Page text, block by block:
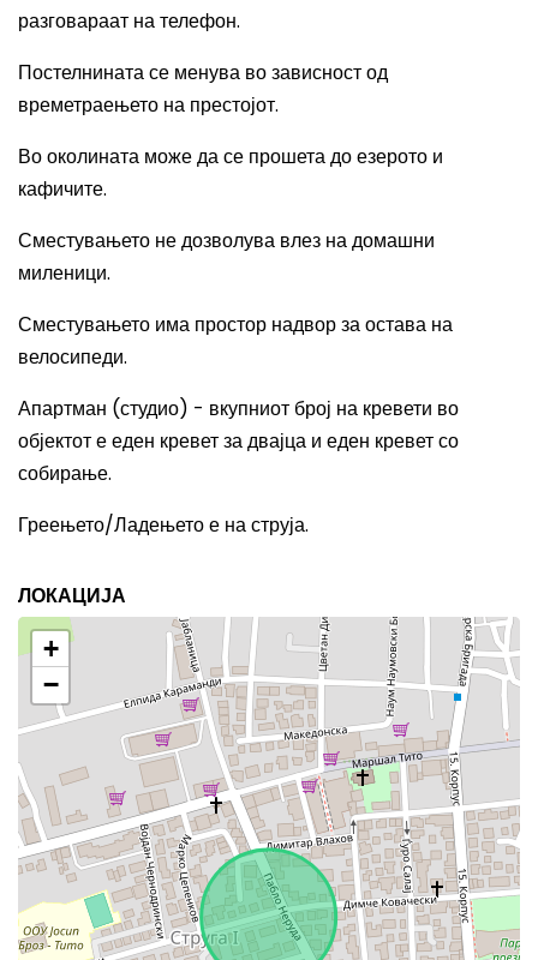
разговараат на телефон.
Постелнината се менува во зависност од
времетраењето на престојот.
Во околината може да се прошета до езерото и
кафичите.
Сместувањето не дозволува влез на домашни
миленици.
Сместувањето има простор надвор за остава на
велосипеди.
Апартман (студио) - вкупниот број на кревети во
објектот е еден кревет за двајца и еден кревет со
собирање.
Греењето/Ладењето е на струја.
ЛОКАЦИЈА
+
−